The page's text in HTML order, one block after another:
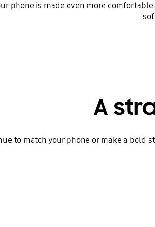
phone is made even more
A
to match your phone or make a